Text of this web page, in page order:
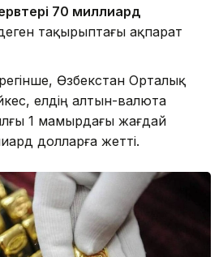
70 миллиард
тақырыптағы ақпарат
Өзбекстан Орталық
елдің алтын-валюта
1 мамырдағы жағдай
долларға жетті.